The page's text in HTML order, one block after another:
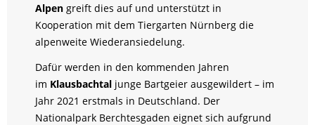
Alpen greift dies auf und unterstützt in
Kooperation mit dem Tiergarten Nürnberg die
alpenweite Wiederansiedelung.
Dafür werden in den kommenden Jahren
im Klausbachtal junge Bartgeier ausgewildert – im
Jahr 2021 erstmals in Deutschland. Der
Nationalpark Berchtesgaden eignet sich aufgrund